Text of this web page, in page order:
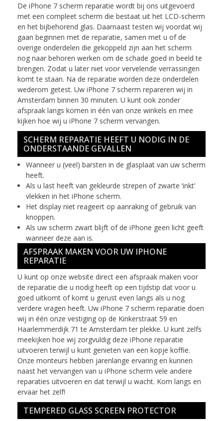
De iPhone 7 scherm reparatie wordt bij ons uitgevoerd
met een compleet scherm die bestaat uit het LCD-scherm
en het bijbehorend glas. Daarnaast testen wij voordat wij
gaan beginnen met de reparatie, samen met u of de
overige onderdelen die gekoppeld zijn aan het scherm
nog naar behoren werken om de schade goed in beeld te
brengen. Zodat u later niet voor vervelende verrassingen
komt te staan. Na de reparatie worden deze onderdelen
wederom getest. Uw iPhone 7 scherm repareren wij in
Amsterdam binnen 30 minuten. U kunt ook zonder
afspraak langs komen in één van onze winkels en mee
kijken hoe wij u iPhone 7 scherm vervangen.
SCHERM REPARATIE HEEFT U NODIG IN DE
ONDERSTAANDE GEVALLEN
Wanneer u (veel) barsten in de glasplaat van uw scherm
heeft.
Als u last heeft van gekleurde strepen of zwarte ‘inkt’
vlekken in het iPhone scherm.
Het display niet reageert op aanraking of gebruik van
knoppen.
Als uw scherm zwart blijft of de iPhone geen licht geeft
wanneer deze aan is.
AFSPRAAK MAKEN VOOR UW IPHONE
REPARATIE
U kunt op onze website direct een afspraak maken voor
de reparatie die u nodig heeft op een tijdstip dat voor u
goed uitkomt of komt u gerust even langs als u nog
verdere vragen heeft. Uw iPhone 7 scherm reparatie doen
wij in één onze vestiging op de Kinkerstraat 59 en
Haarlemmerdijk 71 te Amsterdam ter plekke. U kunt zelfs
meekijken hoe wij zorgvuldig deze iPhone reparatie
uitvoeren terwijl u kunt genieten van een kopje koffie.
Onze monteurs hebben jarenlange ervaring en kunnen
naast het vervangen van u iPhone scherm vele andere
reparaties uitvoeren en dat terwijl u wacht. Kom langs en
ervaar het zelf!
TEMPERED GLASS SCREEN PROTECTOR